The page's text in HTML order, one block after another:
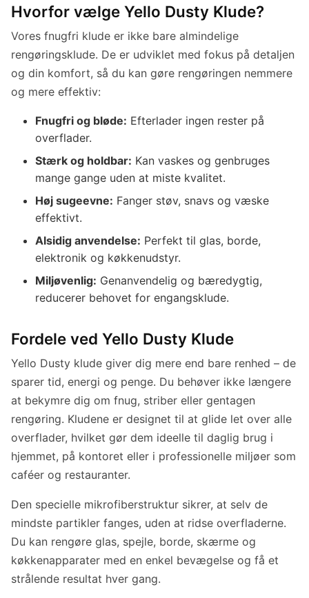
Hvorfor vælge Yello Dusty Klude?
Vores fnugfri klude er ikke bare almindelige
rengøringsklude. De er udviklet med fokus på detaljen
og din komfort, så du kan gøre rengøringen nemmere
og mere effektiv:
Fnugfri og bløde: Efterlader ingen rester på
overflader.
Stærk og holdbar: Kan vaskes og genbruges
mange gange uden at miste kvalitet.
Høj sugeevne: Fanger støv, snavs og væske
effektivt.
Alsidig anvendelse: Perfekt til glas, borde,
elektronik og køkkenudstyr.
Miljøvenlig: Genanvendelig og bæredygtig,
reducerer behovet for engangsklude.
Fordele ved Yello Dusty Klude
Yello Dusty klude giver dig mere end bare renhed – de
sparer tid, energi og penge. Du behøver ikke længere
at bekymre dig om fnug, striber eller gentagen
rengøring. Kludene er designet til at glide let over alle
overflader, hvilket gør dem ideelle til daglig brug i
hjemmet, på kontoret eller i professionelle miljøer som
caféer og restauranter.
Den specielle mikrofiberstruktur sikrer, at selv de
mindste partikler fanges, uden at ridse overfladerne.
Du kan rengøre glas, spejle, borde, skærme og
køkkenapparater med en enkel bevægelse og få et
strålende resultat hver gang.